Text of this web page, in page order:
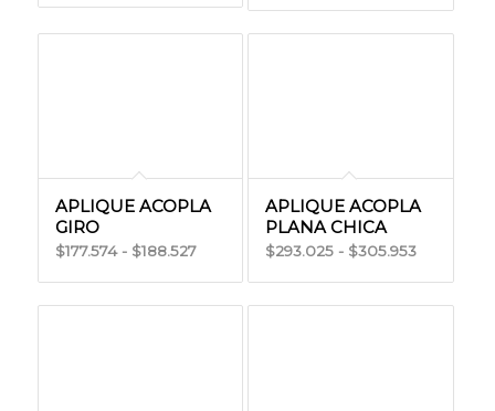
precios:
desde
precios:
APLIQUE ACOPLA
GIRO
$177.574 - $188.527Rango
precios:
APLIQUE ACOPLA
PLANA CHICA
$293.025 - $305.953Rango
precios: